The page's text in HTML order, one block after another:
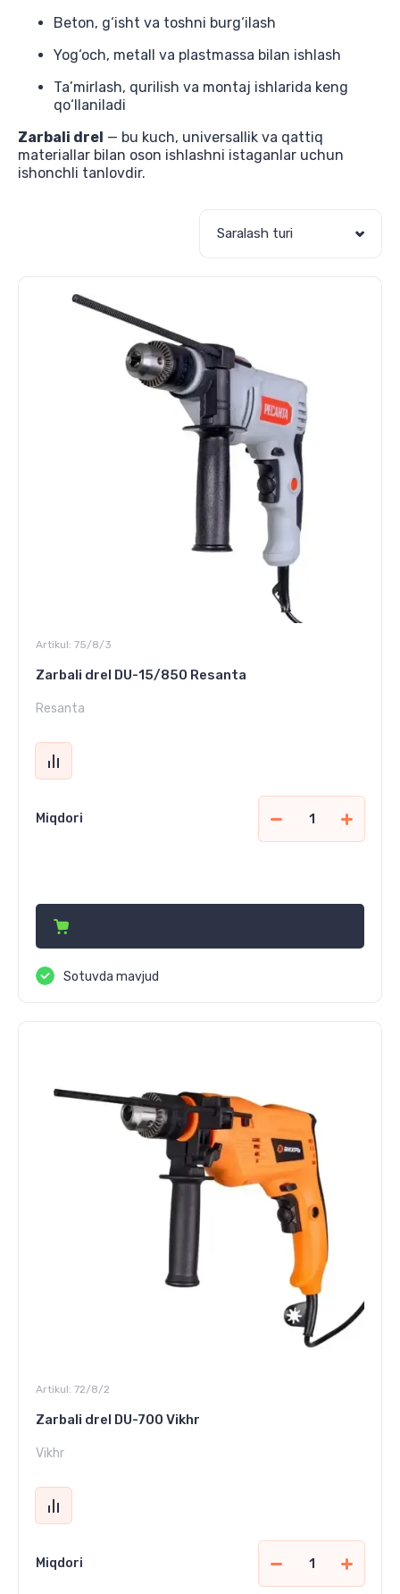
Beton, g‘isht va toshni burg‘ilash
Yog‘och, metall va plastmassa bilan ishlash
Ta’mirlash, qurilish va montaj ishlarida keng
qo‘llaniladi
Zarbali drel — bu kuch, universallik va qattiq
materiallar bilan oson ishlashni istaganlar uchun
ishonchli tanlovdir.
Saralash turi
Artikul: 75/8/3
Zarbali drel DU-15/850 Resanta
Resanta
Miqdori
Sotuvda mavjud
Artikul: 72/8/2
Zarbali drel DU-700 Vikhr
Vikhr
Miqdori